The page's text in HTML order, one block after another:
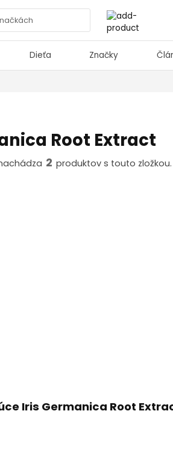
Dieťa Značky
Root Extract
2 produktov s touto zložkou.
Iris Germanica Root